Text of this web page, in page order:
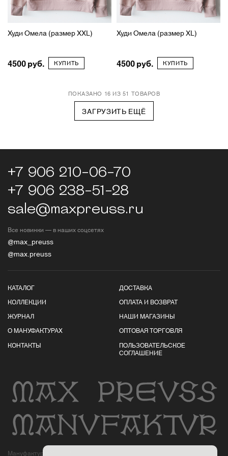
Худи Омела (размер XXL)
4500 КУПИТЬ
Худи Омела (размер XL)
4500 КУПИТЬ
ПОКАЗАНО 16 ИЗ 51 ТОВАРОВ
ЗАГРУЗИТЬ ЕЩЁ
+7 906 210-06-70
+7 906 238-51-28
sale@maxpreuss.ru
Все новинки — в наших соцсетях
@max_preuss
@max.preuss
КАТАЛОГ
КОЛЛЕКЦИИ
ЖУРНАЛ
О МАНУФАКТУРАХ
КОНТАКТЫ
ДОСТАВКА
ОПЛАТА И ВОЗВРАТ
НАШИ МАГАЗИНЫ
ОПТОВАЯ ТОРГОВЛЯ
ПОЛЬЗОВАТЕЛЬСКОЕ
СОГЛАШЕНИЕ
Мануфактуры Макса Пройса